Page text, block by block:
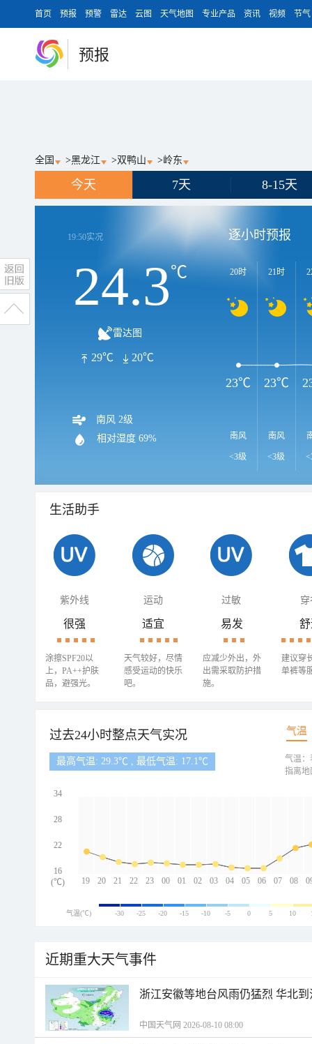
首页 预报 预警 雷达 云图 天气地图 专业产品 资讯 视频 节气
预报
全国 >黑龙江 >双鸭山 >岭东
今天 7天 8-15天
19:50实况
24.3℃
雷达图
29℃ 20℃
南风 2级
相对湿度 69%
逐小时预报
20时
南风
<3级
21时
南风
<3级
23℃ 23℃
生活助手
紫外线 运动 过敏 穿
很强
涂擦SPF20以
上，PA++护肤
品，避强光。
适宜
天气较好，尽情
感受运动的快乐
吧。
易发
应减少外出，外
出需采取防护措
施。
建议穿
单裤等
过去24小时整点天气实况 气温
最高气温: 29.3℃ , 最低气温: 17.1℃
19 20 21 22 23 00 01 02 03 04 05 06 07 08
34
28
22
16
(℃)
气温：
指离地
气温(℃) -30 -25 -20 -15 -10 -5 0 5 10
近期重大天气事件
浙江安徽等地台风雨仍猛烈 华北
中国天气网 2026-08-10 08:00